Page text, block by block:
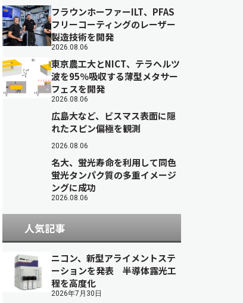
フラウンホーファーILT、PFAS
フリーコーティングのレーザー
製造技術を開発
2026.08.06
東京農工大とNICT、テラヘルツ
波を95％吸収する薄型メタサー
フェスを開発
2026.08.06
広島大など、ビスマス表面に隠
れたスピン偏極を観測
2026.08.06
名大、蛍光寿命を利用して同色
蛍光タンパク質の多重イメージ
ングに成功
2026.08.06
人気記事
ニコン、新型アライメントステ
ーションを発表 半導体露光工
程を高度化
2026年7月30日